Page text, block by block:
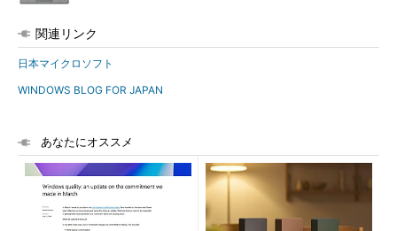
関連リンク
日本マイクロソフト
WINDOWS BLOG FOR JAPAN
あなたにオススメ